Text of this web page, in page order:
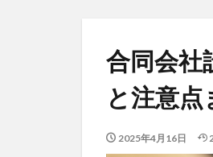
合同会社
と注意点
2025年4月16日